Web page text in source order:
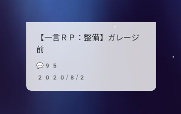
【一言ＲＰ：整備】ガレージ
前
💬95
2020/8/2